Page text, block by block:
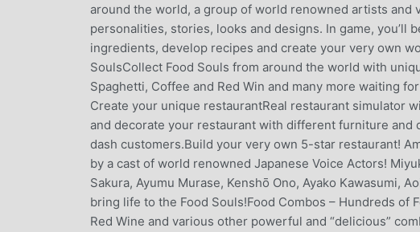
around the world, a group of world renowned artists
personalities, stories, looks and designs. In game, you’ll
ingredients, develop recipes and create your very own
SoulsCollect Food Souls from around the world with
Spaghetti, Coffee and Red Win and many more waiting
Create your unique restaurantReal restaurant simulator
and decorate your restaurant with different furniture
dash customers.Build your very own 5-star restaurant!
by a cast of world renowned Japanese Voice Actors!
Sakura, Ayumu Murase, Kenshō Ono, Ayako Kawasumi,
bring life to the Food Souls!Food Combos – Hundreds of
Red Wine and various other powerful and “delicious”